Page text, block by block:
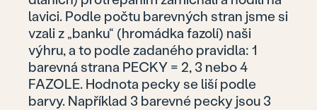
lavici. Podle počtu barevných stran jsme si
vzali z „banku“ (hromádka fazolí) naši
výhru, a to podle zadaného pravidla: 1
barevná strana PECKY = 2, 3 nebo 4
FAZOLE. Hodnota pecky se liší podle
barvy. Například 3 barevné pecky jsou 3